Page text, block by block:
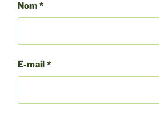
Nom*
E-mail*